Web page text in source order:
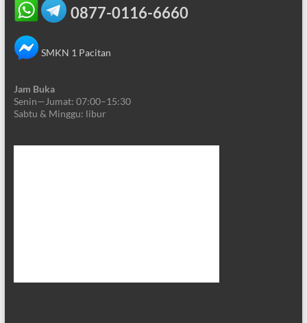
0877-0116-6660
SMKN 1 Pacitan
Jam Buka
Senin—Jumat: 07:00–15:30
Sabtu & Minggu: libur